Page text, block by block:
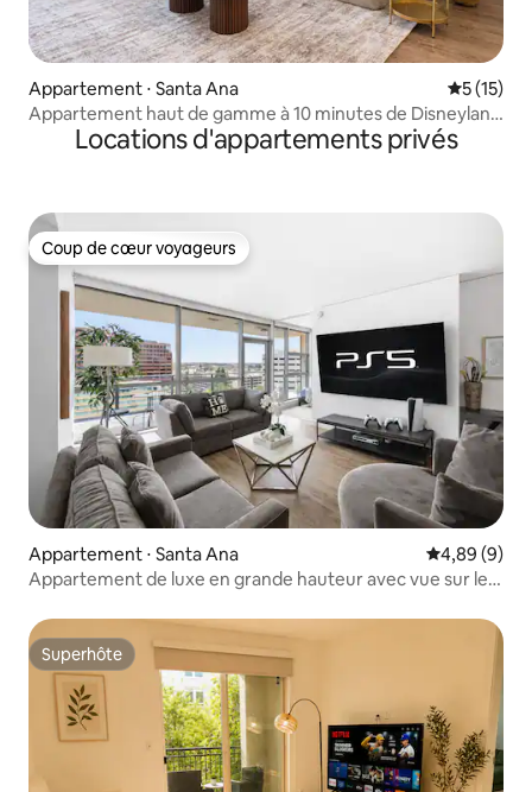
Appartement ⋅ Santa Ana
5 (15)
Appartement haut de gamme à 10 minutes de Disneyland
| Piscine et salle de sport
Locations d'appartements privés
Coup de cœur voyageurs
Coup de cœur voyageurs
Appartement ⋅ Santa Ana Évaluation
4,89 (9)
Appartement de luxe en grande hauteur avec vue sur le
Superhôte
Superhôte